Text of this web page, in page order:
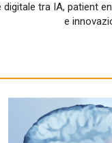
digitale tra IA, patient
e